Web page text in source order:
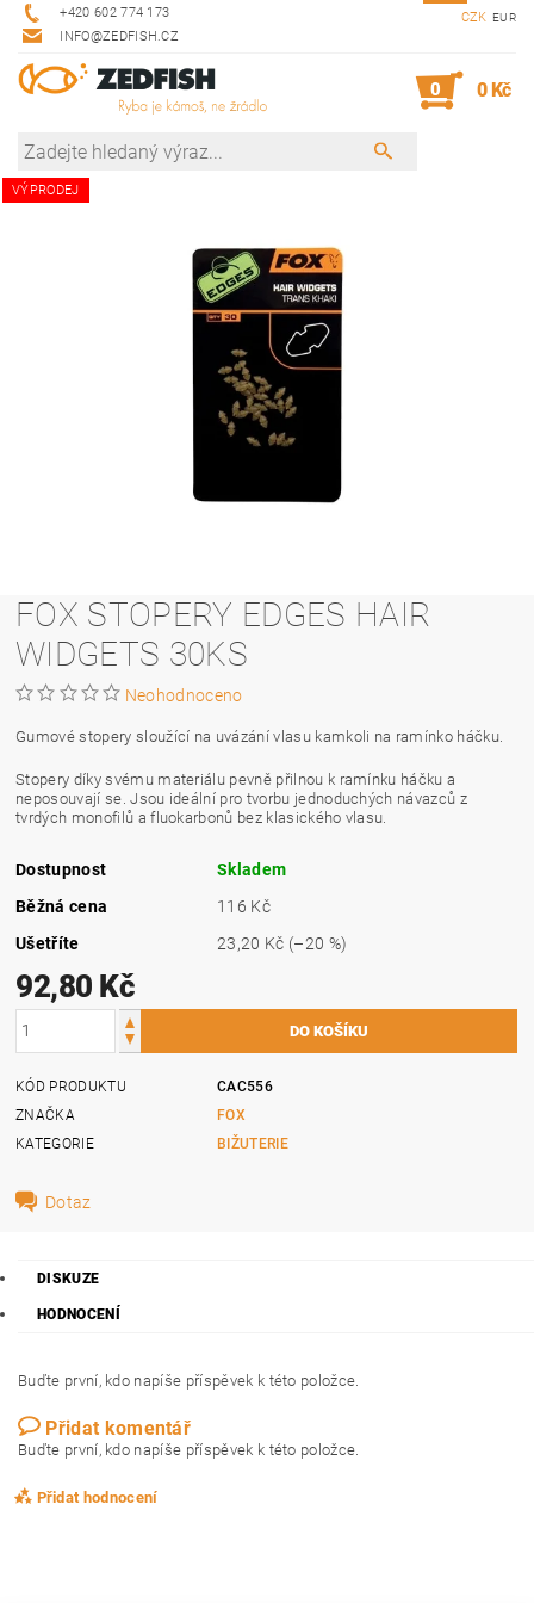
+420 602 774 173
INFO@ZEDFISH.CZ
CZK EUR
0 0 Kč
VÝPRODEJ
FOX STOPERY EDGES HAIR
WIDGETS 30KS
Neohodnoceno
Gumové stopery sloužící na uvázání vlasu kamkoli na ramínko háčku.
Stopery díky svému materiálu pevně přilnou k ramínku háčku a
neposouvají se. Jsou ideální pro tvorbu jednoduchých návazců z
tvrdých monofilů a fluokarbonů bez klasického vlasu.
Dostupnost
Skladem
Běžná cena
116 Kč
Ušetříte
23,20 Kč (–20 %)
92,80 Kč
KÓD PRODUKTU
CAC556
ZNAČKA
FOX
KATEGORIE
BIŽUTERIE
Dotaz
DISKUZE
HODNOCENÍ
Buďte první, kdo napíše příspěvek k této položce.
Přidat komentář
Buďte první, kdo napíše příspěvek k této položce.
Přidat hodnocení